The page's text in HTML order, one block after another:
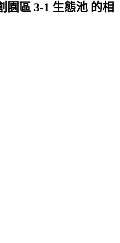
園區 3-1 生態池 的相